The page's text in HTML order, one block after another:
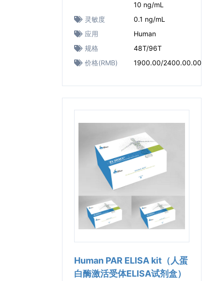
10 ng/mL
灵敏度
0.1 ng/mL
应用
Human
规格
48T/96T
价格(RMB)
1900.00/2400.00.00
Human PAR ELISA kit（人蛋
白酶激活受体ELISA试剂盒）